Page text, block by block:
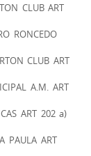
CLUB ART
RONCEDO
CLUB ART
A.M. ART
ART 202 a)
PAULA ART